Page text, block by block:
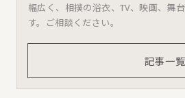
幅広く、相撲の浴衣、TV、映画、舞
す。ご相談ください。
記事一